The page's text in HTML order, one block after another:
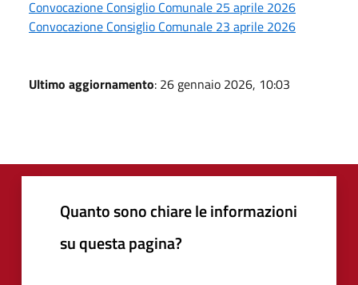
Convocazione Consiglio Comunale 25 aprile 2026
Convocazione Consiglio Comunale 23 aprile 2026
Ultimo aggiornamento: 26 gennaio 2026, 10:03
Quanto sono chiare le informazioni
su questa pagina?